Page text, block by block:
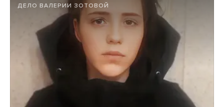
ДЕЛО ВАЛЕРИИ ЗОТОВОЙ